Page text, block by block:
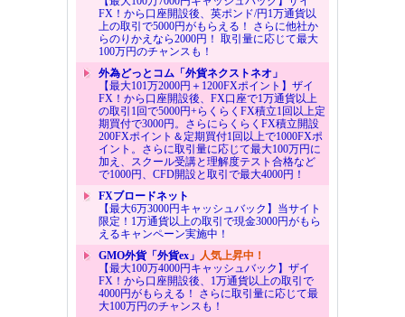
FX！から口座開設後、英ポンド/円1万通貨以
上の取引で5000円がもらえる！ さらに他社か
らのりかえなら2000円！ 取引量に応じて最大
100万円のチャンスも！
外為どっとコム「外貨ネクストネオ」
【最大101万2000円＋1200FXポイント】ザイ
FX！から口座開設後、FX口座で1万通貨以上
の取引1回で5000円+らくらくFX積立1回以上定
期買付で3000円。さらにらくらくFX積立開設
200FXポイント＆定期買付1回以上で1000FXポ
イント。さらに取引量に応じて最大100万円に
加え、スクール受講と理解度テスト合格など
で1000円、CFD開設と取引で最大4000円！
FXブロードネット
【最大6万3000円キャッシュバック】当サイト
限定！1万通貨以上の取引で現金3000円がもら
えるキャンペーン実施中！
GMO外貨「外貨ex」 人気上昇中！
【最大100万4000円キャッシュバック】ザイ
FX！から口座開設後、1万通貨以上の取引で
4000円がもらえる！ さらに取引量に応じて最
大100万円のチャンスも！